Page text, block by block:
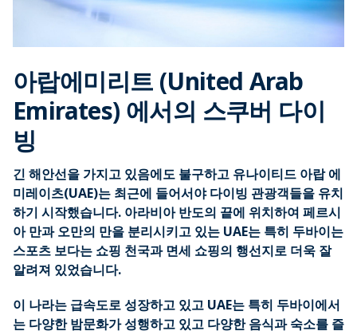
아랍에미리트 (United Arab
Emirates) 에서의 스쿠버 다이
빙
긴 해안선을 가지고 있음에도 불구하고 유나이티드 아랍 에
미레이츠(UAE)는 최근에 들어서야 다이빙 관광객들을 유치
하기 시작했습니다. 아라비아 반도의 끝에 위치하여 페르시
아 만과 오만의 만을 분리시키고 있는 UAE는 특히 두바이는
스포츠 보다는 쇼핑 천국과 면세 쇼핑의 행선지로 더욱 잘
알려져 있었습니다.
이 나라는 급속도로 성장하고 있고 UAE는 특히 두바이에서
는 다양한 밤문화가 성행하고 있고 다양한 음식과 숙소를 즐